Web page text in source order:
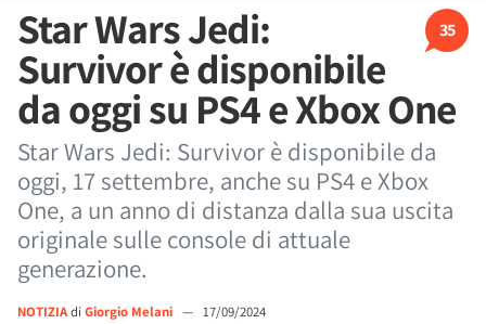
35
Star Wars Jedi:
Survivor è disponibile
da oggi su PS4 e Xbox One
Star Wars Jedi: Survivor è disponibile da
oggi, 17 settembre, anche su PS4 e Xbox
One, a un anno di distanza dalla sua uscita
originale sulle console di attuale
generazione.
NOTIZIAdi Giorgio Melani — 17/09/2024